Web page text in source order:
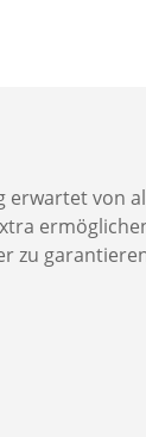
erwartet von
zu